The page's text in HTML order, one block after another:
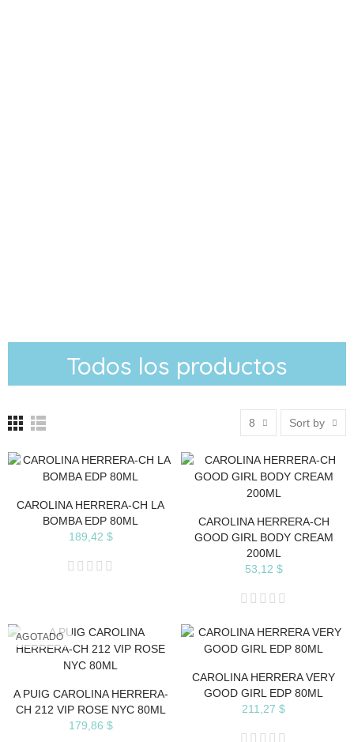
Todos los productos
8 Sort by
CAROLINA HERRERA-CH LA
BOMBA EDP 80ML
189,42 $
CAROLINA HERRERA-CH
GOOD GIRL BODY CREAM
200ML
53,12 $
AGOTADO
A PUIG CAROLINA HERRERA-
CH 212 VIP ROSE NYC 80ML
179,86 $
CAROLINA HERRERA VERY
GOOD GIRL EDP 80ML
211,27 $